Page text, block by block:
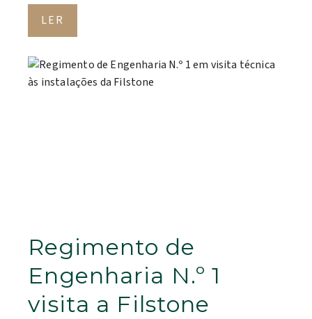
LER
Regimento de
Engenharia N.º 1
visita a Filstone